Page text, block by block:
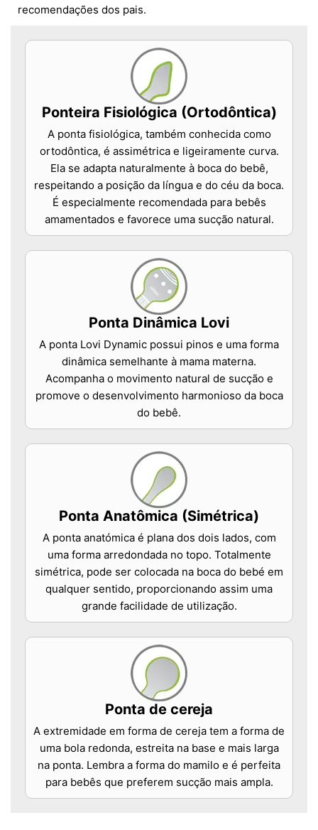
recomendações dos pais.
Ponteira Fisiológica (Ortodôntica)
A ponta fisiológica, também conhecida como
ortodôntica, é assimétrica e ligeiramente curva.
Ela se adapta naturalmente à boca do bebê,
respeitando a posição da língua e do céu da boca.
É especialmente recomendada para bebês
amamentados e favorece uma sucção natural.
Ponta Dinâmica Lovi
A ponta Lovi Dynamic possui pinos e uma forma
dinâmica semelhante à mama materna.
Acompanha o movimento natural de sucção e
promove o desenvolvimento harmonioso da boca
do bebê.
Ponta Anatômica (Simétrica)
A ponta anatómica é plana dos dois lados, com
uma forma arredondada no topo. Totalmente
simétrica, pode ser colocada na boca do bebé em
qualquer sentido, proporcionando assim uma
grande facilidade de utilização.
Ponta de cereja
A extremidade em forma de cereja tem a forma de
uma bola redonda, estreita na base e mais larga
na ponta. Lembra a forma do mamilo e é perfeita
para bebês que preferem sucção mais ampla.